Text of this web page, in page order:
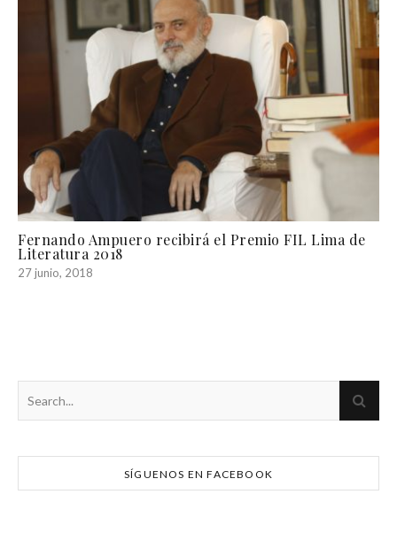
Fernando Ampuero recibirá el Premio FIL Lima de
Literatura 2018
27 junio, 2018
SÍGUENOS EN FACEBOOK